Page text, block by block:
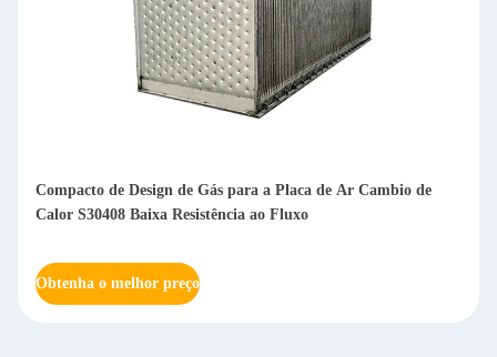
Gás de combustão ou almofada de ar Ar para a placa de ar
Trocador de calor estável Eficiente e compacto
Obtenha o melhor preço